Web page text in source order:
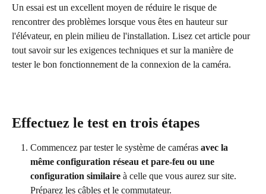
Un essai est un excellent moyen de réduire le risque de
rencontrer des problèmes lorsque vous êtes en hauteur sur
l'élévateur, en plein milieu de l'installation. Lisez cet article pour
tout savoir sur les exigences techniques et sur la manière de
tester le bon fonctionnement de la connexion de la caméra.
Effectuez le test en trois étapes
Commencez par tester le système de caméras avec la
même configuration réseau et pare-feu ou une
configuration similaire à celle que vous aurez sur site.
Préparez les câbles et le commutateur.